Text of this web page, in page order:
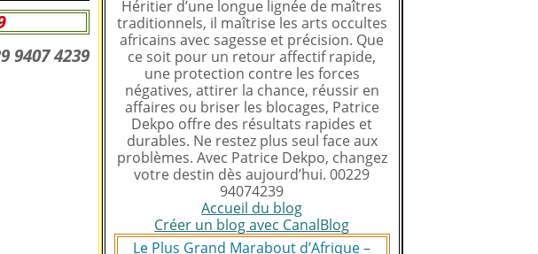
Héritier d’une longue lignée de maîtres
traditionnels, il maîtrise les arts occultes
africains avec sagesse et précision. Que
ce soit pour un retour affectif rapide,
une protection contre les forces
négatives, attirer la chance, réussir en
affaires ou briser les blocages, Patrice
Dekpo offre des résultats rapides et
durables. Ne restez plus seul face aux
problèmes. Avec Patrice Dekpo, changez
votre destin dès aujourd’hui. 00229
94074239
Accueil du blog
Créer un blog avec CanalBlog
Le Plus Grand Marabout d’Afrique –